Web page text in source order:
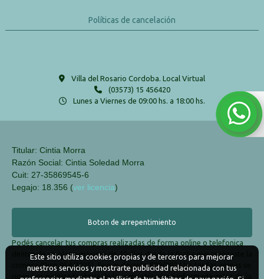
Políticas de cancelación
Villa del Rosario Cordoba. Local Virtual
(03573) 15 456420
Lunes a Viernes de 09:00 hs. a 18:00 hs.
Titular: Cintia Morra
Razón Social: Cintia Soledad Morra
Cuit: 27-35869545-6
Legajo: 18.356 (ver licencia)
Boton de arrepentimiento
Podés cancelar tus compras realizadas de forma online o telefonica
dentro de un plazo máximo de 10 días desde la fecha que realizaste la
compra (Disp.954/2025). Según decreto 809/2024 las tarifas aéreas se
rigen por política tarifaria de la compañía aérea informada antes de la
Este sitio utiliza cookies propias y de terceros para mejorar
nuestros servicios y mostrarte publicidad relacionada con tus